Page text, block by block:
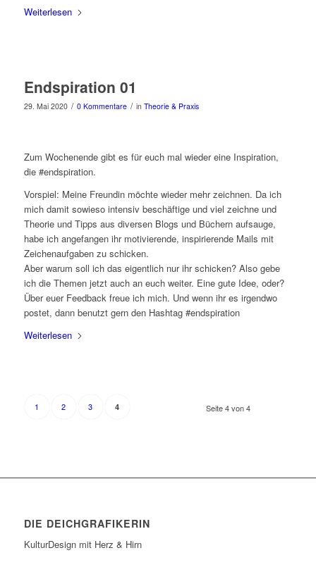
Weiterlesen
Endspiration 01
29. Mai 2020 / 0 Kommentare / in Theorie & Praxis
Zum Wochenende gibt es für euch mal wieder eine Inspiration,
die #endspiration.
Vorspiel: Meine Freundin möchte wieder mehr zeichnen. Da ich
mich damit sowieso intensiv beschäftige und viel zeichne und
Theorie und Tipps aus diversen Blogs und Büchern aufsauge,
habe ich angefangen ihr motivierende, inspirierende Mails mit
Zeichenaufgaben zu schicken.
Aber warum soll ich das eigentlich nur ihr schicken? Also gebe
ich die Themen jetzt auch an euch weiter. Eine gute Idee, oder?
Über euer Feedback freue ich mich. Und wenn ihr es irgendwo
postet, dann benutzt gern den Hashtag #endspiration
Weiterlesen
Seite 4 von 4
1 2 3 4
DIE DEICHGRAFIKERIN
KulturDesign mit Herz & Hirn